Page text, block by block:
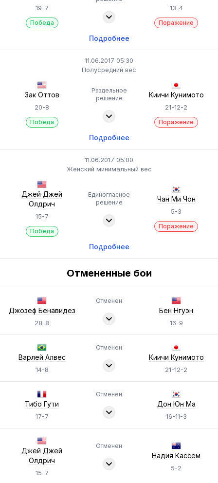
19-7
Победа
13-4
Поражение
Подробнее
11.06.2017 05:30
Полусредний вес
Зак Оттов
20-8
Победа
Раздельное
решение
Киичи Кунимото
21-12-2
Поражение
Подробнее
11.06.2017 05:00
Женский минимальный вес
Джей Джей
Олдрич
15-7
Победа
Единогласное
решение
Чан Ми Чон
5-3
Поражение
Подробнее
Отмененные бои
Джозеф Бенавидез
28-8
Отменен
Бен Нгуэн
16-9
Варлей Алвес
14-8
Отменен
Киичи Кунимото
21-12-2
Тибо Гути
17-7
Отменен
Дон Юн Ма
16-11-3
Джей Джей
Олдрич
15-7
Отменен
Надия Кассем
5-2